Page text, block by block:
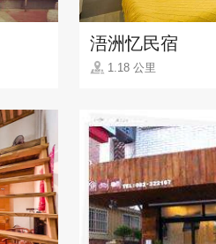
浯洲忆民宿
1.18 公里